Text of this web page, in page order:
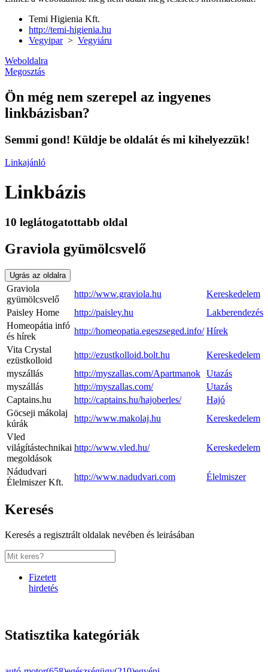
Temi Higienia Kft.
http://temi-higienia.hu
Vegyipar> Vegyiáru
Weboldalra
Megosztás
Ön még nem szerepel az ingyenes
linkbázisban?
Semmi gond! Küldje be oldalát és mi kihelyezzük!
Linkajánló
Linkbázis
10 leglátogatottabb oldal
Graviola gyümölcsvelő
Ugrás az oldalra
Graviola
gyümölcsvelő
http://www.graviola.hu
Kereskedelem
Paisley Home
http://paisley.hu
Lakberendezés
Homeopátia infó
és hírek
http://homeopatia.egeszseged.info/ Hírek
Vita Crystal
ezüstkolloid
http://ezustkolloid.bolt.hu
Kereskedelem
myszállás
http://myszallas.com/Apartmanok Utazás
myszállás
http://myszallas.com/
Utazás
Captains.hu
http://captains.hu/hajoberles/
Hajó
Göcseji mákolaj
kúrák
http://www.makolaj.hu
Kereskedelem
Vled
világítástechnikai
megoldások
http://www.vled.hu/ Kereskedelem
Nádudvari
Élelmiszer Kft.
http://www.nadudvari.com Élelmiszer
Keresés
Keresés a regisztrált oldalak nevében és leirásában
Fizetett
hirdetés
Statisztika kategóriák